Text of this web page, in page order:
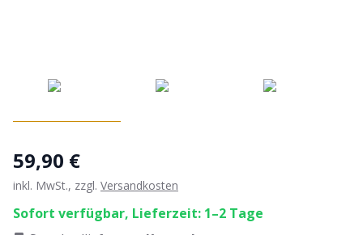
59,90 €
inkl. MwSt., zzgl. Versandkosten
Sofort verfügbar, Lieferzeit: 1–2 Tage